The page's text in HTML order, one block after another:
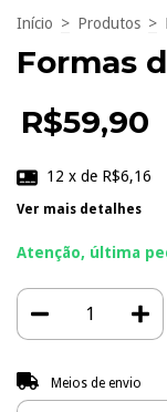
Início > Produtos >
Formas
R$59,90
12 x de R$6,16
Ver mais detalhes
Atenção, última
Entregas para o CEP:
Meios de envio